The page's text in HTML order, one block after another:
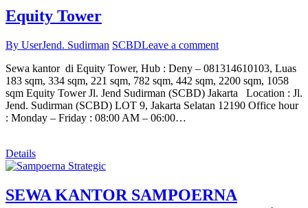
Equity Tower
By UserJend. Sudirman SCBDLeave a comment
Sewa kantor di Equity Tower, Hub : Deny – 081314610103, Luas
183 sqm, 334 sqm, 221 sqm, 782 sqm, 442 sqm, 2200 sqm, 1058
sqm Equity Tower Jl. Jend Sudirman (SCBD) Jakarta Location : Jl.
Jend. Sudirman (SCBD) LOT 9, Jakarta Selatan 12190 Office hour
: Monday – Friday : 08:00 AM – 06:00…
Details
SEWA KANTOR SAMPOERNA